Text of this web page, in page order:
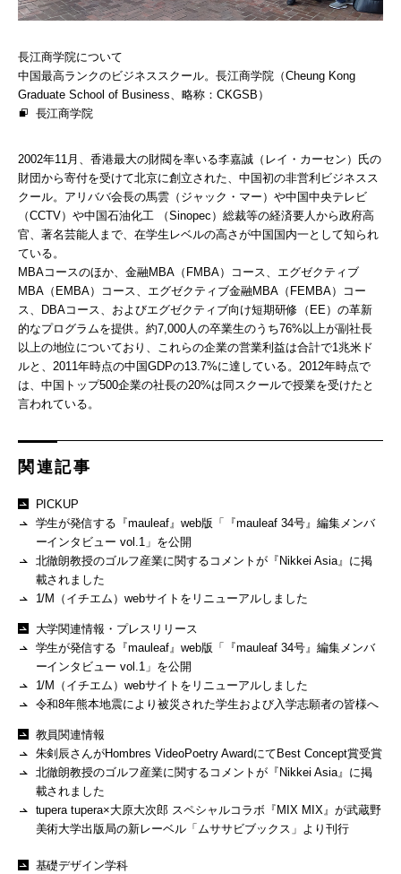
長江商学院について
中国最高ランクのビジネススクール。長江商学院（Cheung Kong
Graduate School of Business、略称：CKGSB）
長江商学院
2002年11月、香港最大の財閥を率いる李嘉誠（レイ・カーセン）氏の
財団から寄付を受けて北京に創立された、中国初の非営利ビジネスス
クール。アリババ会長の馬雲（ジャック・マー）や中国中央テレビ
（CCTV）や中国石油化工 （Sinopec）総裁等の経済要人から政府高
官、著名芸能人まで、在学生レベルの高さが中国国内一として知られ
ている。
MBAコースのほか、金融MBA（FMBA）コース、エグゼクティブ
MBA（EMBA）コース、エグゼクティブ金融MBA（FEMBA）コー
ス、DBAコース、およびエグゼクティブ向け短期研修（EE）の革新
的なプログラムを提供。約7,000人の卒業生のうち76%以上が副社長
以上の地位についており、これらの企業の営業利益は合計で1兆米ド
ルと、2011年時点の中国GDPの13.7%に達している。2012年時点で
は、中国トップ500企業の社長の20%は同スクールで授業を受けたと
言われている。
関連記事
PICKUP
学生が発信する『mauleaf』web版「『mauleaf 34号』編集メンバ
ーインタビュー vol.1」を公開
北徹朗教授のゴルフ産業に関するコメントが『Nikkei Asia』に掲
載されました
1/M（イチエム）webサイトをリニューアルしました
大学関連情報・プレスリリース
学生が発信する『mauleaf』web版「『mauleaf 34号』編集メンバ
ーインタビュー vol.1」を公開
1/M（イチエム）webサイトをリニューアルしました
令和8年熊本地震により被災された学生および入学志願者の皆様へ
教員関連情報
朱剣辰さんがHombres VideoPoetry AwardにてBest Concept賞受賞
北徹朗教授のゴルフ産業に関するコメントが『Nikkei Asia』に掲
載されました
tupera tupera×大原大次郎 スペシャルコラボ『MIX MIX』が武蔵野
美術大学出版局の新レーベル「ムササビブックス」より刊行
基礎デザイン学科